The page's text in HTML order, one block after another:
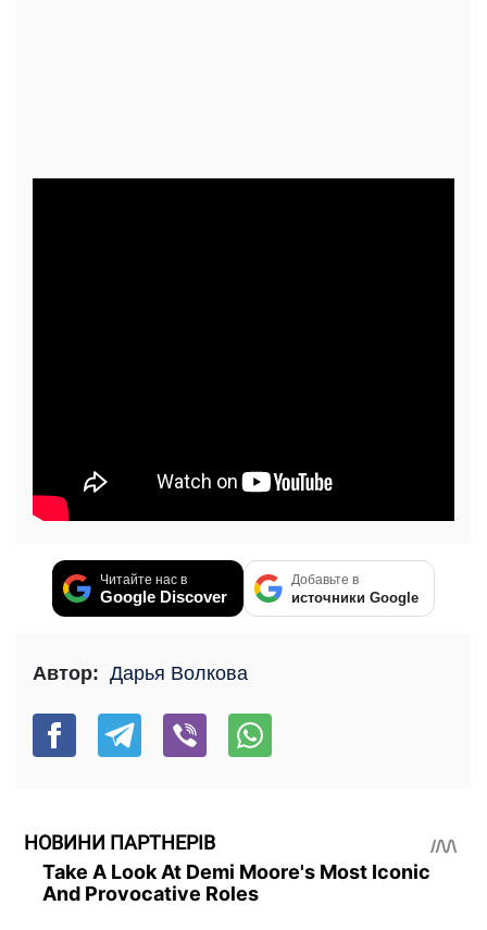
Читайте нас в
Google Discover
Добавьте в
источники Google
Автор: Дарья Волкова
НОВИНИ ПАРТНЕРІВ
Take A Look At Demi Moore's Most Iconic
And Provocative Roles